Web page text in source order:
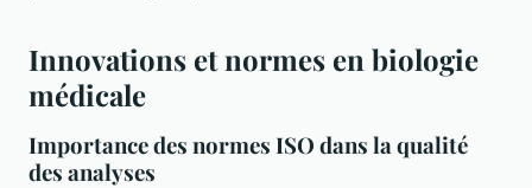
Innovations et normes en biologie
médicale
Importance des normes ISO dans la qualité
des analyses